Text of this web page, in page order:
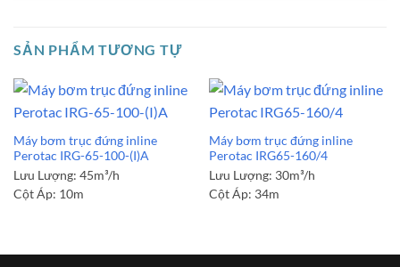
SẢN PHẨM TƯƠNG TỰ
Máy bơm trục đứng inline
Perotac IRG-65-100-(I)A
Lưu Lượng: 45m³/h
Cột Áp: 10m
Máy bơm trục đứng inline
Perotac IRG65-160/4
Lưu Lượng: 30m³/h
Cột Áp: 34m